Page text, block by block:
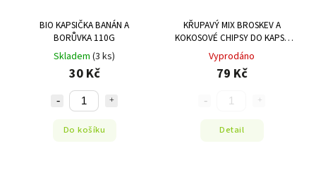
BIO KAPSIČKA BANÁN A
BORŮVKA 110G
Skladem (3 ks)
30 Kč
Do košíku
KŘUPAVÝ MIX BROSKEV A
KOKOSOVÉ CHIPSY DO KAPSY
40G
Vyprodáno
79 Kč
Detail